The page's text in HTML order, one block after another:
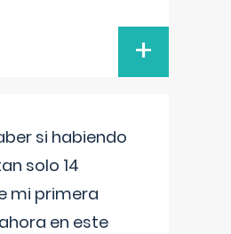
+
si habiendo
solo 14
mi primera
en este